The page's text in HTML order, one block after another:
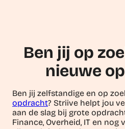
Ben jij op
nieuwe
Ben jij zelfstandige en op
opdracht? Striive helpt jou
aan de slag bij grote
Finance, Overheid, IT en nog